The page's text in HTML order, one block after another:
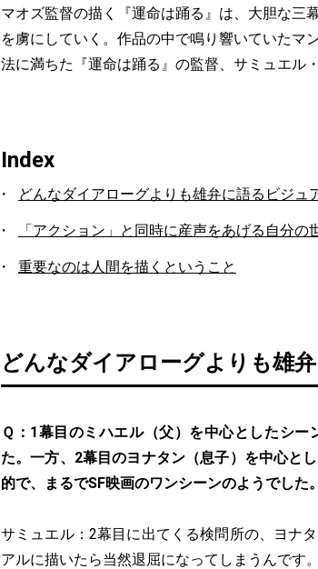
マオズ監督の描く『運命は踊る』は、大胆な三
を虜にしていく。作品の中で鳴り響いていたマ
法に満ちた『運命は踊る』の監督、サミュエル
Index
どんなダイアローグよりも雄弁に語るビジュ
「アクション」と同時に産声をあげる自分の
重要なのは人間を描くということ
どんなダイアローグよりも雄
Ｑ：1幕目のミハエル（父）を中心としたシ
た。一方、2幕目のヨナタン（息子）を中心と
的で、まるでSF映画のワンシーンのようでした
サミュエル：2幕目に出てくる検問所の、ヨナ
アルに描いたら当然退屈になってしまうんです